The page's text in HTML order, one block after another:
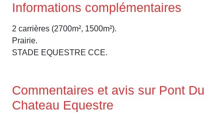
Informations complémentaires
2 carrières (2700m², 1500m²).
Prairie.
STADE EQUESTRE CCE.
Commentaires et avis sur Pont Du
Chateau Equestre